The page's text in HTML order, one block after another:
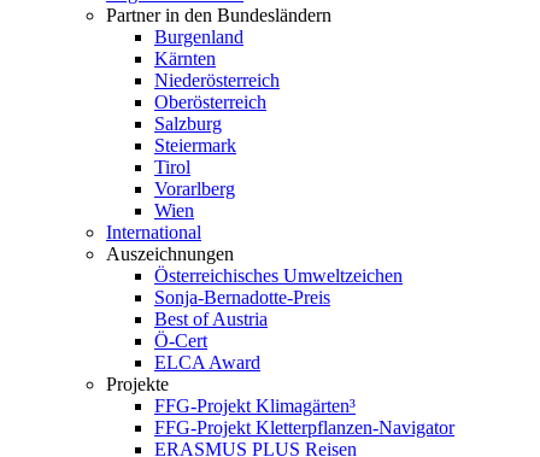
Partner in den Bundesländern
Burgenland
Kärnten
Niederösterreich
Oberösterreich
Salzburg
Steiermark
Tirol
Vorarlberg
Wien
International
Auszeichnungen
Österreichisches Umweltzeichen
Sonja-Bernadotte-Preis
Best of Austria
Ö-Cert
ELCA Award
Projekte
FFG-Projekt Klimagärten³
FFG-Projekt Kletterpflanzen-Navigator
ERASMUS PLUS Reisen